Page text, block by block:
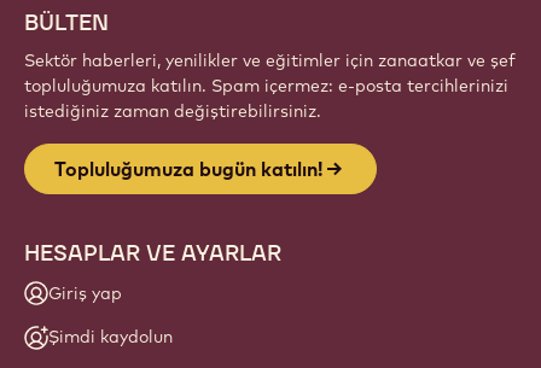
BÜLTEN
Sektör haberleri, yenilikler ve eğitimler için zanaatkar ve şef
topluluğumuza katılın. Spam içermez: e-posta tercihlerinizi
istediğiniz zaman değiştirebilirsiniz.
Topluluğumuza bugün katılın!
HESAPLAR VE AYARLAR
Giriş yap
Şimdi kaydolun